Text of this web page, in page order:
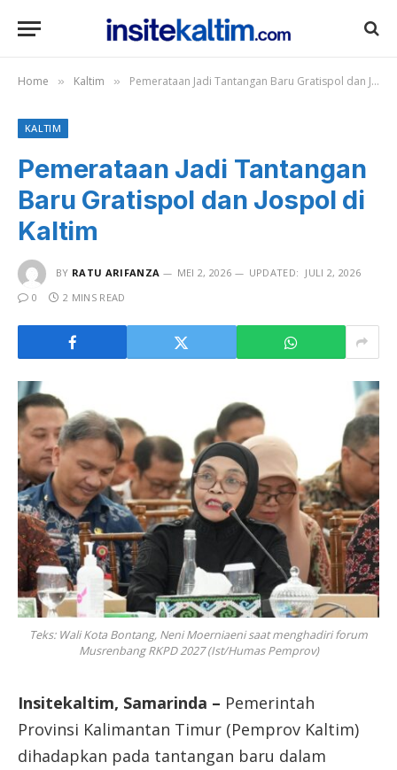
Home » Kaltim » Pemerataan Jadi Tantangan Baru Gratispol dan Jospol di Kaltim
KALTIM
Pemerataan Jadi Tantangan
Baru Gratispol dan Jospol di
Kaltim
BY RATU ARIFANZA MEI 2, 2026 UPDATED: JULI 2, 2026
0
2 MINS READ
Teks: Wali Kota Bontang, Neni Moerniaeni saat menghadiri forum
Musrenbang RKPD 2027 (Ist/Humas Pemprov)
Insitekaltim, Samarinda – Pemerintah
Provinsi Kalimantan Timur (Pemprov Kaltim)
dihadapkan pada tantangan baru dalam